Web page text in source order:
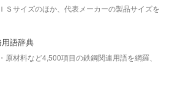
Ｓサイズのほか、代表メーカーの製品サイズを
語辞典
原材料など4,500項目の鉄鋼関連用語を網羅、